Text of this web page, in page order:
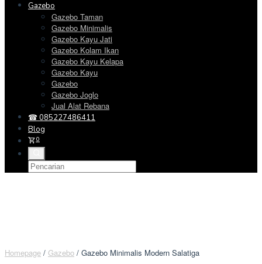
Gazebo
Gazebo Taman
Gazebo Minimalis
Gazebo Kayu Jati
Gazebo Kolam Ikan
Gazebo Kayu Kelapa
Gazebo Kayu
Gazebo
Gazebo Joglo
Jual Alat Rebana
☎ 085227486411
Blog
0
Homepage / Gazebo / Gazebo Minimalis Modern Salatiga